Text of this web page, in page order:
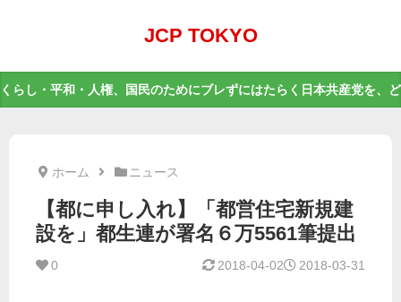
JCP TOKYO
くらし・平和・人権、国民のためにブレずにはたらく日本共産党を、
ホーム ニュース
【都に申し入れ】「都営住宅新規建
設を」都生連が署名６万5561筆提出
0 2018-03-31
2018-04-02